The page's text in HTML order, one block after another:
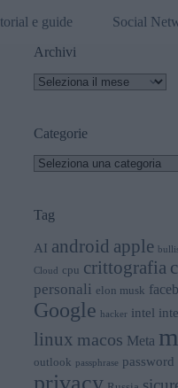
e guide Social
Archivi
Archivi
Categorie
Categorie
Tag
AI android apple
Cloud cpu crittografia
personali elon musk
Google hacker intel
linux macos Meta
outlook passphrase password